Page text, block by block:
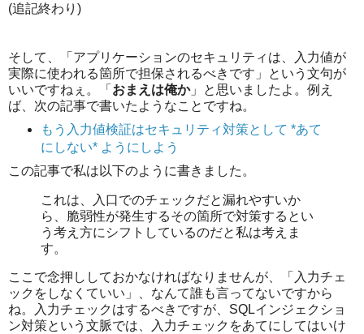
(追記終わり)
そして、「アプリケーションのセキュリティは、入力値が
実際に使われる箇所で担保されるべきです」という文句が
いいですねぇ。「 おまえは俺か」と思いましたよ。例え
ば、次の記事で書いたようなことですね。
もう入力値検証はセキュリティ対策として *あて
にしない* ようにしよう
この記事で私は以下のように書きました。
これは、入口でのチェックだと漏れやすいか
ら、脆弱性が発生するその箇所で対策するとい
う考え方にシフトしているのだと私は考えま
す。
ここで念押ししておかなければなりませんが、「入力チェ
ックをしなくていい」、なんて誰も言ってないですから
ね。入力チェックはするべきですが、SQLインジェクショ
ン対策という文脈では、入力チェックをあてにしてはいけ